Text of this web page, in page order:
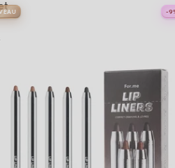
-